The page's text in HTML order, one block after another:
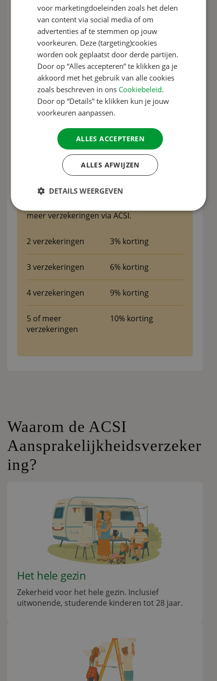
Gerelateerde producten
ACSI Gezinsongevallen­verzekering
ACSI Inboedelverzekering
ACSI Woonhuisverzekering
Pakketkorting tot wel 10%
voordelig uit. Uw kortingspercentage kan
meer verzekeringen via ACSI.
2 verzekeringen 3% korting
3 verzekeringen 6% korting
4 verzekeringen 9% korting
5 of meer
verzekeringen
10% korting
Waarom de ACSI
Aansprakelijkheidsverzeker
ing?
Het hele gezin
Zekerheid voor het hele gezin. Inclusief
uitwonende, studerende kinderen tot 28 jaar.
GERMAN
SPANISH
SWEDISH
voor marketingdoeleinden zoals het delen
van content via social media of om
advertenties af te stemmen op jouw
voorkeuren. Deze (targeting)cookies
worden ook geplaatst door derde partijen.
Door op “Alles accepteren” te klikken ga je
akkoord met het gebruik van alle cookies
zoals beschreven in ons Cookiebeleid.
Door op “Details” te klikken kun je jouw
voorkeuren aanpassen.
ALLES ACCEPTEREN
ALLES AFWIJZEN
DETAILS WEERGEVEN